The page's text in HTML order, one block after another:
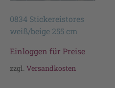
0834 Stickereistores
weiß/beige 255 cm
Einloggen für Preise
zzgl. Versandkosten